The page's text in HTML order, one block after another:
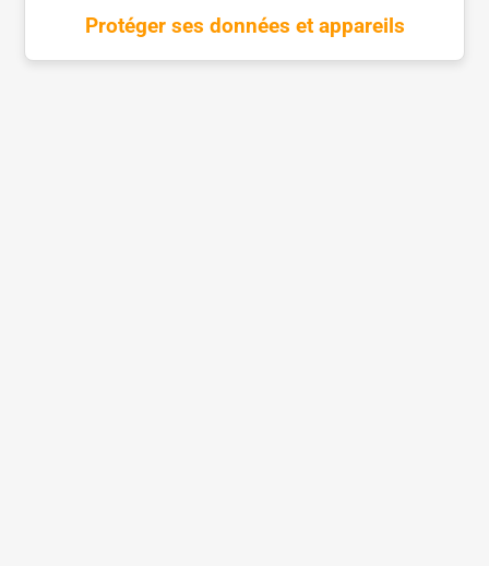
Protéger ses données et appareils